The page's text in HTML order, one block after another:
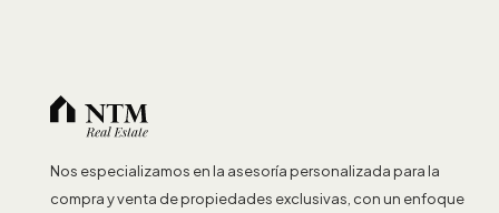
Nos especializamos en la asesoría personalizada para la
compra y venta de propiedades exclusivas, con un enfoque